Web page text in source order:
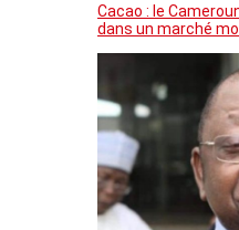
Cacao : le
dans un marché